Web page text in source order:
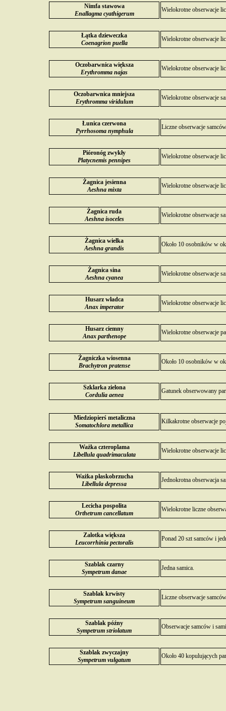
Nimfa stawowa
Enallagma cyathigerum
Wielokrotne obserwacje
Łątka dzieweczka
Coenagrion puella
Wielokrotne obserwacje
Oczobarwnica większa
Erythromma najas
Wielokrotne obserwacje
Oczobarwnica mniejsza
Erythromma viridulum
Wielokrotne obserwacje
Łunica czerwona
Pyrrhosoma nymphula
Liczne obserwacje
Pióronóg zwykły
Platycnemis pennipes
Wielokrotne obserwacje
Żagnica jesienna
Aeshna mixta
Wielokrotne obserwacje
Żagnica ruda
Aeshna isoceles
Wielokrotne obserwacje
Żagnica wielka
Aeshna grandis
Około 10 osobników w
Żagnica sina
Aeshna cyanea
Wielokrotne obserwacje
Husarz władca
Anax imperator
Wielokrotne obserwacje
Husarz ciemny
Anax parthenope
Wielokrotne obserwacje
Żagniczka wiosenna
Brachytron pratense
Około 10 osobników w
Szklarka zielona
Cordulia aenea
Gatunek obserwowany
Miedziopierś metaliczna
Somatochlora metallica
Kilkakrotne obserwacje
Ważka czteroplama
Libellula quadrimaculata
Wielokrotne obserwacje
Ważka płaskobrzucha
Libellula depressa
Jednokrotna obserwacja
Lecicha pospolita
Orthetrum cancellatum
Wielokrotne liczne
Zalotka większa
Leucorrhinia pectoralis
Ponad 20 szt samców i
Szablak czarny
Sympetrum danae
Jedna samica.
Szablak krwisty
Sympetrum sanguineum
Liczne obserwacje
Szablak późny
Sympetrum striolatum
Obserwacje samców i
Szablak zwyczajny
Sympetrum vulgatum
Około 40 kopulujących